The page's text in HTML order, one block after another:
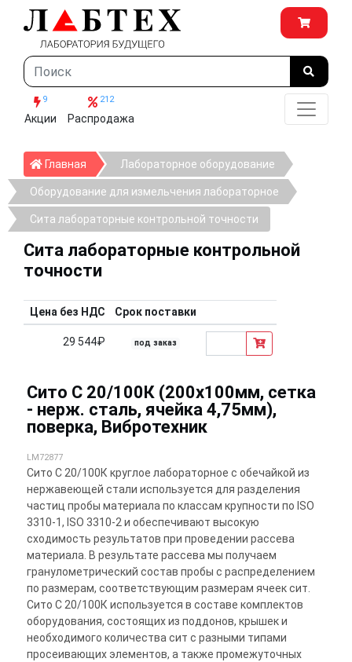
9
Акции
212
Распродажа
Главная ГлавнаяЛабораторное оборудование
Оборудование для измельчения лабораторное
Сита лабораторные контрольной точности
Сита лабораторные контрольной
точности
Цена без НДС Срок поставки
29 544₽ под заказ
Сито С 20/100К (200х100мм, сетка
- нерж. сталь, ячейка 4,75мм),
поверка, Вибротехник
LM72877
Сито С 20/100К круглое лабораторное с обечайкой из
нержавеющей стали используется для разделения
частиц пробы материала по классам крупности по ISO
3310-1, ISO 3310-2 и обеспечивают высокую
сходимость результатов при проведении рассева
материала. В результате рассева мы получаем
гранулометрический состав пробы с распределением
по размерам, соответствующим размерам ячеек сит.
Сито С 20/100К используется в составе комплектов
оборудования, состоящих из поддонов, крышек и
необходимого количества сит с разными типами
просеивающих элементов, а также промежуточных